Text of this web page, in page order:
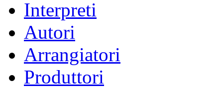
Interpreti
Autori
Arrangiatori
Produttori